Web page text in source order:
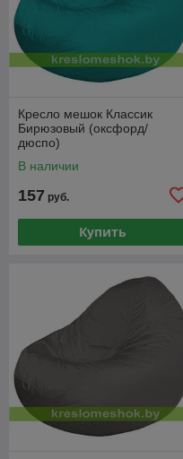
Кресло мешок Классик
Бирюзовый (оксфорд/
дюспо)
В наличии
157 руб.
Купить